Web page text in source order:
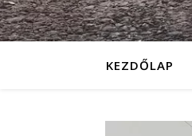
KEZDŐLAP